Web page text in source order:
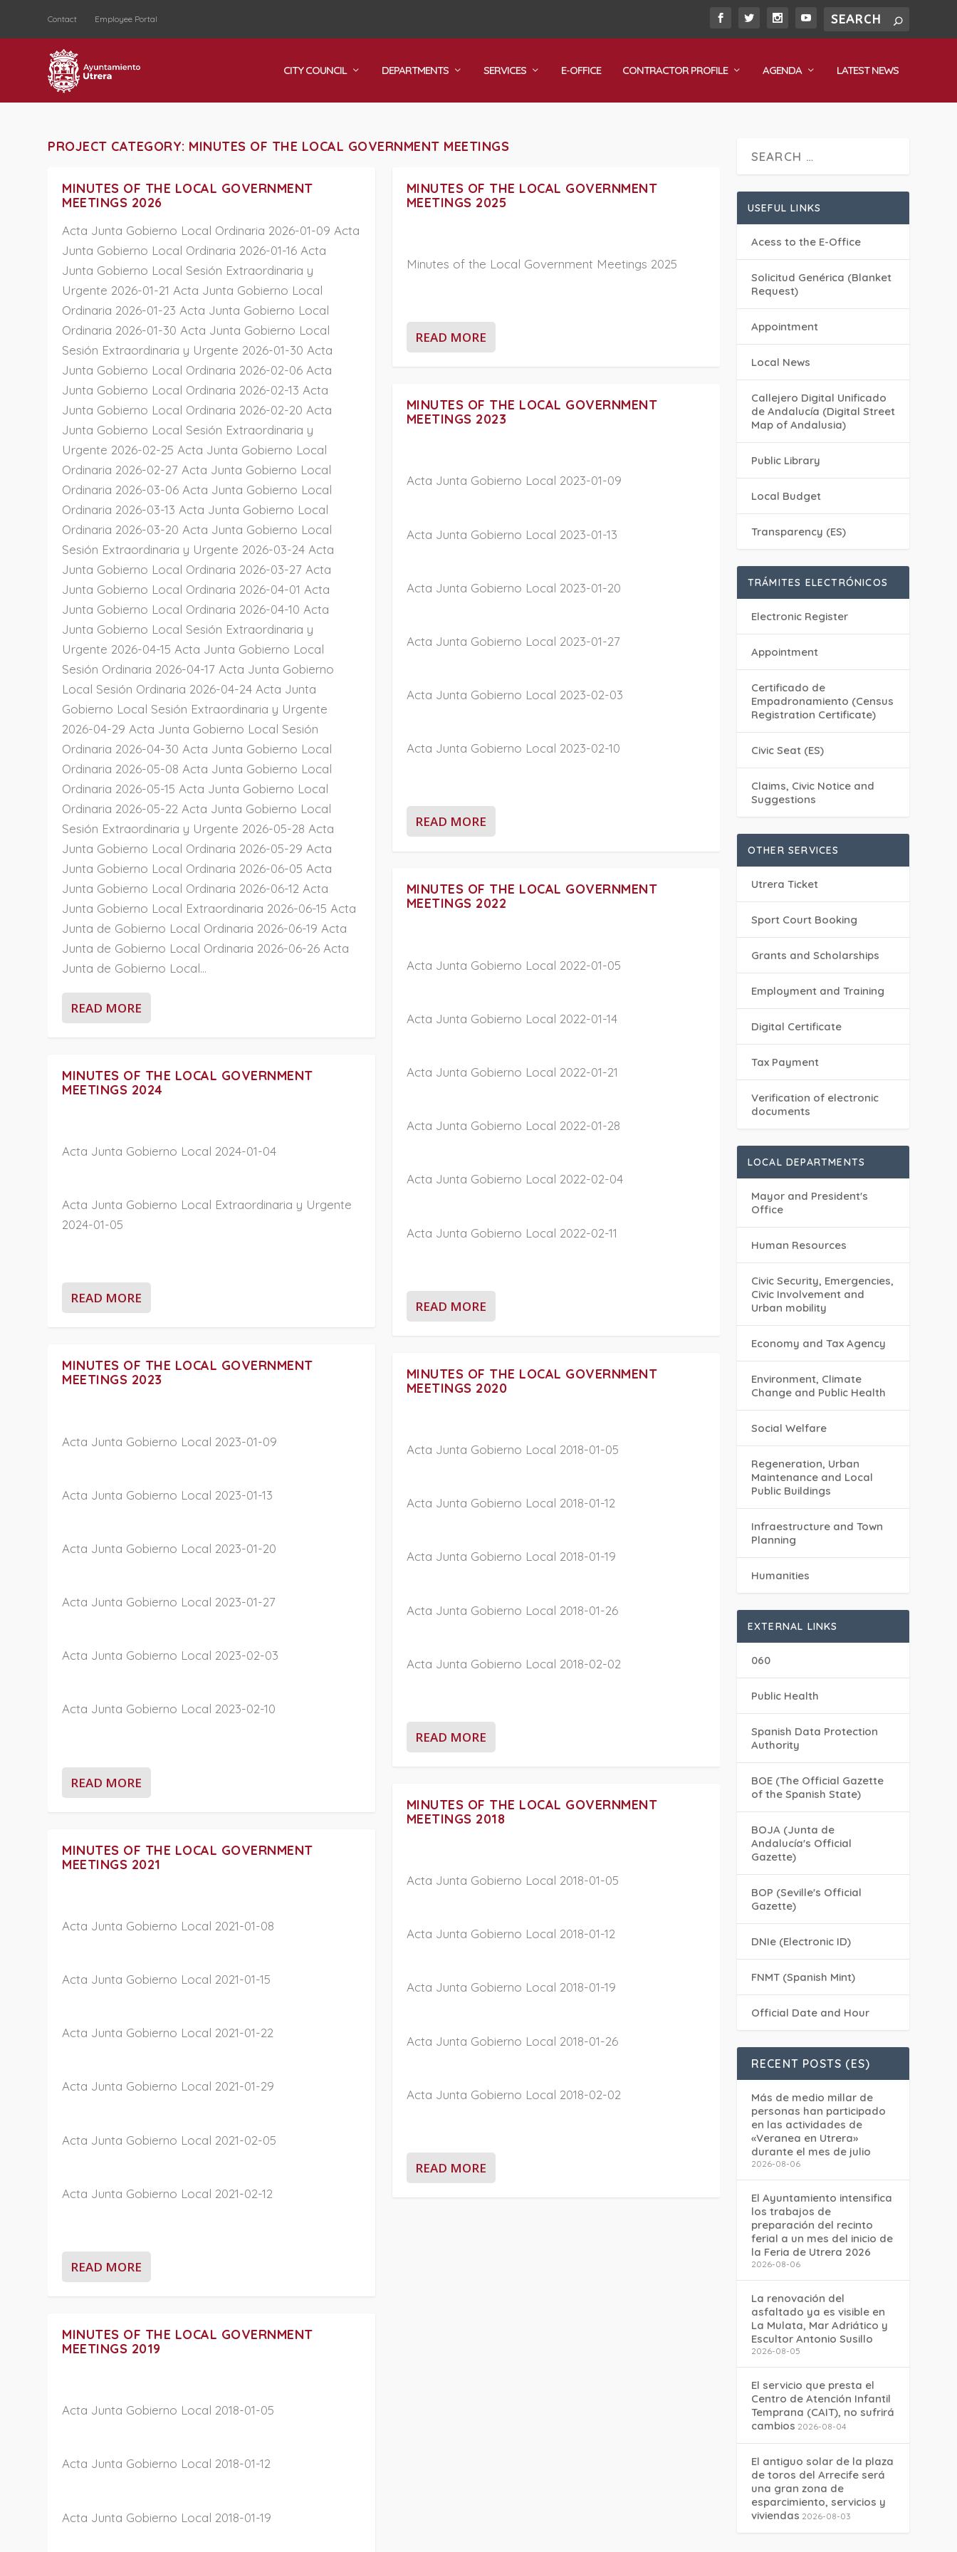
Contact Employee Portal
CITY COUNCIL DEPARTMENTS SERVICES E-OFFICE CONTRACTOR PROFILE AGENDA LATEST NEWS
PROJECT CATEGORY: MINUTES OF THE LOCAL GOVERNMENT MEETINGS
MINUTES OF THE LOCAL GOVERNMENT
MEETINGS 2026
Acta Junta Gobierno Local Ordinaria 2026-01-09 Acta
Junta Gobierno Local Ordinaria 2026-01-16 Acta
Junta Gobierno Local Sesión Extraordinaria y
Urgente 2026-01-21 Acta Junta Gobierno Local
Ordinaria 2026-01-23 Acta Junta Gobierno Local
Ordinaria 2026-01-30 Acta Junta Gobierno Local
Sesión Extraordinaria y Urgente 2026-01-30 Acta
Junta Gobierno Local Ordinaria 2026-02-06 Acta
Junta Gobierno Local Ordinaria 2026-02-13 Acta
Junta Gobierno Local Ordinaria 2026-02-20 Acta
Junta Gobierno Local Sesión Extraordinaria y
Urgente 2026-02-25 Acta Junta Gobierno Local
Ordinaria 2026-02-27 Acta Junta Gobierno Local
Ordinaria 2026-03-06 Acta Junta Gobierno Local
Ordinaria 2026-03-13 Acta Junta Gobierno Local
Ordinaria 2026-03-20 Acta Junta Gobierno Local
Sesión Extraordinaria y Urgente 2026-03-24 Acta
Junta Gobierno Local Ordinaria 2026-03-27 Acta
Junta Gobierno Local Ordinaria 2026-04-01 Acta
Junta Gobierno Local Ordinaria 2026-04-10 Acta
Junta Gobierno Local Sesión Extraordinaria y
Urgente 2026-04-15 Acta Junta Gobierno Local
Sesión Ordinaria 2026-04-17 Acta Junta Gobierno
Local Sesión Ordinaria 2026-04-24 Acta Junta
Gobierno Local Sesión Extraordinaria y Urgente
2026-04-29 Acta Junta Gobierno Local Sesión
Ordinaria 2026-04-30 Acta Junta Gobierno Local
Ordinaria 2026-05-08 Acta Junta Gobierno Local
Ordinaria 2026-05-15 Acta Junta Gobierno Local
Ordinaria 2026-05-22 Acta Junta Gobierno Local
Sesión Extraordinaria y Urgente 2026-05-28 Acta
Junta Gobierno Local Ordinaria 2026-05-29 Acta
Junta Gobierno Local Ordinaria 2026-06-05 Acta
Junta Gobierno Local Ordinaria 2026-06-12 Acta
Junta Gobierno Local Extraordinaria 2026-06-15 Acta
Junta de Gobierno Local Ordinaria 2026-06-19 Acta
Junta de Gobierno Local Ordinaria 2026-06-26 Acta
Junta de Gobierno Local...
READ MORE
MINUTES OF THE LOCAL GOVERNMENT
MEETINGS 2024
Acta Junta Gobierno Local 2024-01-04
Acta Junta Gobierno Local Extraordinaria y Urgente
2024-01-05
READ MORE
MINUTES OF THE LOCAL GOVERNMENT
MEETINGS 2023
Acta Junta Gobierno Local 2023-01-09
Acta Junta Gobierno Local 2023-01-13
Acta Junta Gobierno Local 2023-01-20
Acta Junta Gobierno Local 2023-01-27
Acta Junta Gobierno Local 2023-02-03
Acta Junta Gobierno Local 2023-02-10
READ MORE
MINUTES OF THE LOCAL GOVERNMENT
MEETINGS 2021
Acta Junta Gobierno Local 2021-01-08
Acta Junta Gobierno Local 2021-01-15
Acta Junta Gobierno Local 2021-01-22
Acta Junta Gobierno Local 2021-01-29
Acta Junta Gobierno Local 2021-02-05
Acta Junta Gobierno Local 2021-02-12
READ MORE
MINUTES OF THE LOCAL GOVERNMENT
MEETINGS 2019
Acta Junta Gobierno Local 2018-01-05
Acta Junta Gobierno Local 2018-01-12
Acta Junta Gobierno Local 2018-01-19
MINUTES OF THE LOCAL GOVERNMENT
MEETINGS 2025
Minutes of the Local Government Meetings 2025
READ MORE
MINUTES OF THE LOCAL GOVERNMENT
MEETINGS 2023
Acta Junta Gobierno Local 2023-01-09
Acta Junta Gobierno Local 2023-01-13
Acta Junta Gobierno Local 2023-01-20
Acta Junta Gobierno Local 2023-01-27
Acta Junta Gobierno Local 2023-02-03
Acta Junta Gobierno Local 2023-02-10
READ MORE
MINUTES OF THE LOCAL GOVERNMENT
MEETINGS 2022
Acta Junta Gobierno Local 2022-01-05
Acta Junta Gobierno Local 2022-01-14
Acta Junta Gobierno Local 2022-01-21
Acta Junta Gobierno Local 2022-01-28
Acta Junta Gobierno Local 2022-02-04
Acta Junta Gobierno Local 2022-02-11
READ MORE
MINUTES OF THE LOCAL GOVERNMENT
MEETINGS 2020
Acta Junta Gobierno Local 2018-01-05
Acta Junta Gobierno Local 2018-01-12
Acta Junta Gobierno Local 2018-01-19
Acta Junta Gobierno Local 2018-01-26
Acta Junta Gobierno Local 2018-02-02
READ MORE
MINUTES OF THE LOCAL GOVERNMENT
MEETINGS 2018
Acta Junta Gobierno Local 2018-01-05
Acta Junta Gobierno Local 2018-01-12
Acta Junta Gobierno Local 2018-01-19
Acta Junta Gobierno Local 2018-01-26
Acta Junta Gobierno Local 2018-02-02
READ MORE
USEFUL LINKS
Acess to the E-Office
Solicitud Genérica (Blanket
Request)
Appointment
Local News
Callejero Digital Unificado
de Andalucía (Digital Street
Map of Andalusia)
Public Library
Local Budget
Transparency (ES)
TRÁMITES ELECTRÓNICOS
Electronic Register
Appointment
Certificado de
Empadronamiento (Census
Registration Certificate)
Civic Seat (ES)
Claims, Civic Notice and
Suggestions
OTHER SERVICES
Utrera Ticket
Sport Court Booking
Grants and Scholarships
Employment and Training
Digital Certificate
Tax Payment
Verification of electronic
documents
LOCAL DEPARTMENTS
Mayor and President's
Office
Human Resources
Civic Security, Emergencies,
Civic Involvement and
Urban mobility
Economy and Tax Agency
Environment, Climate
Change and Public Health
Social Welfare
Regeneration, Urban
Maintenance and Local
Public Buildings
Infraestructure and Town
Planning
Humanities
EXTERNAL LINKS
060
Public Health
Spanish Data Protection
Authority
BOE (The Official Gazette
of the Spanish State)
BOJA (Junta de
Andalucía's Official
Gazette)
BOP (Seville's Official
Gazette)
DNIe (Electronic ID)
FNMT (Spanish Mint)
Official Date and Hour
RECENT POSTS (ES)
Más de medio millar de
personas han participado
en las actividades de
«Veranea en Utrera»
durante el mes de julio
2026-08-06
El Ayuntamiento intensifica
los trabajos de
preparación del recinto
ferial a un mes del inicio de
la Feria de Utrera 2026
2026-08-06
La renovación del
asfaltado ya es visible en
La Mulata, Mar Adriático y
Escultor Antonio Susillo
2026-08-05
El servicio que presta el
Centro de Atención Infantil
Temprana (CAIT), no sufrirá
cambios 2026-08-04
El antiguo solar de la plaza
de toros del Arrecife será
una gran zona de
esparcimiento, servicios y
viviendas 2026-08-03